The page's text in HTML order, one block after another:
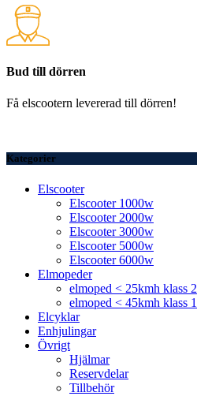
Bud till dörren
Få elscootern levererad till dörren!
Kategorier
Elscooter
Elscooter 1000w
Elscooter 2000w
Elscooter 3000w
Elscooter 5000w
Elscooter 6000w
Elmopeder
elmoped < 25kmh klass 2
elmoped < 45kmh klass 1
Elcyklar
Enhjulingar
Övrigt
Hjälmar
Reservdelar
Tillbehör